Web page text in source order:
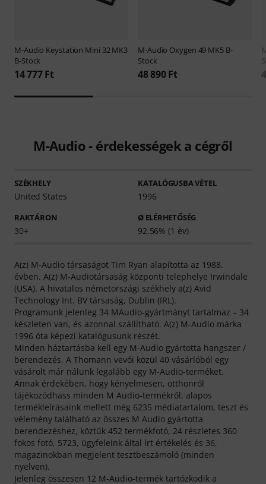
M-Audio Keystation Mini 32 MK3
B-Stock
14 777 Ft
M-Audio Oxygen 49 MK5 B-
Stock
48 890 Ft
M-Audio - érdekességek a cégről
SZÉKHELY
United States
KATALÓGUSBA VÉTEL
1996
RAKTÁRON
30+
Ø ELÉRHETŐSÉG
92.56% (1 év)
A(z) M-Audio társaságot Tim Ryan alapította az 1988.
évben. A(z) M-Audiotársaság központi telephelye Irwindale
(USA). A hivatalos németországi székhely a(z) Avid
Technology Int. BV társaság, Dublin (IRL).
Programunk jelenleg 34 MAudio-gyártmányt tartalmaz – 34
készleten van, és azonnal szállítható. A(z) M-Audio márka
1996 óta képezi katalógusunk részét.
Minden háztartásba kell egy M-Audio gyártotta hangszer /
berendezés. A Thomann vevői közül 40 vásárlóból egy
vásárolt már nálunk legalább egy M-Audio-terméket.
Annak érdekében, hogy kényelmesen, otthonról
tájékozódhass minden M Audio-termékről, alapos
termékleírásaink mellett még 6235 médiatartalom, teszt és
vélemény található az összes M Audio gyártotta
berendezéshez, köztük 452 termékfotó, 24 részletes 360
fokos fotó, 5723, ügyfeleink által írt értékelés és 36,
magazinokban megjelent tesztbeszámoló (minden
nyelven).
Jelenleg összesen 12 M-Audio-termék tartózkodik a